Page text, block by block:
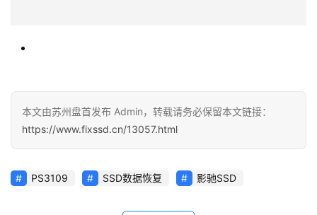
本文由苏州盘首发布 Admin，转载请务必保留本文链接：
https://www.fixssd.cn/13057.html
PS3109 SSD数据恢复 影驰SSD